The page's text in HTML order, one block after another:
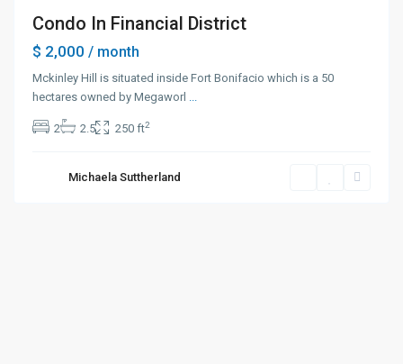
Condo In Financial District
$ 2,000/ month
Mckinley Hill is situated inside Fort Bonifacio which is a 50
hectares owned by Megaworl ...
2 2.5 250 ft2
Michaela Suttherland